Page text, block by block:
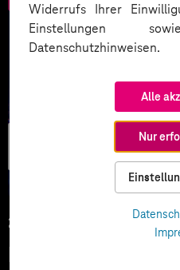
Widerrufs Ihrer
Einstellungen
Datenschutzhinweisen.
Alle
Nur
25.02.2026
KI-Trends 2026: